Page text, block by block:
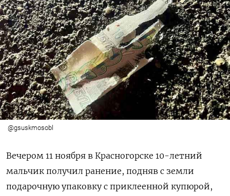
@gsuskmosobl
Вечером 11 ноября в Красногорске 10-летний
мальчик получил ранение, подняв с земли
подарочную упаковку с приклеенной купюрой,